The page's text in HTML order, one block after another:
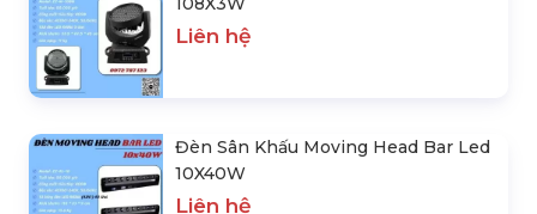
Đèn Sân Khấu Moving Head Bar Led
12X40W